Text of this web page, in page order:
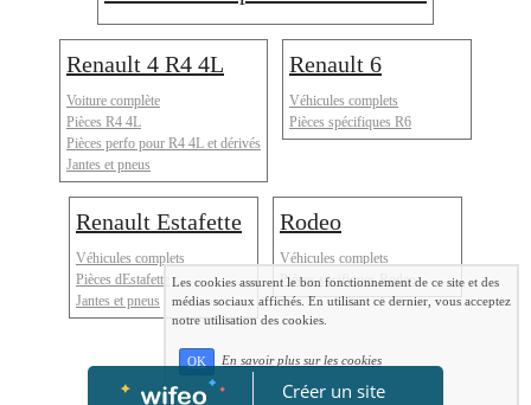
Renault 4 R4 4L
Voiture complète
Pièces R4 4L
Pièces perfo pour R4 4L et dérivés
Jantes et pneus
Renault 6
Véhicules complets
Pièces spécifiques R6
Renault Estafette
Véhicules complets
Pièces dEstafette
Jantes et pneus
Rodeo
Véhicules complets
Pièces spcifiques Rodeo
Créer un site
Les cookies assurent le bon fonctionnement de ce site et des
médias sociaux affichés. En utilisant ce dernier, vous acceptez
notre utilisation des cookies.
OK En savoir plus sur les cookies